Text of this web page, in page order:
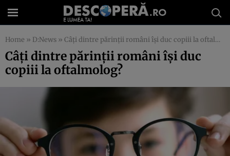
Home » D:News » Câți dintre părinții români își duc copiii la oftalmolog?
Câți dintre părinții români își duc
copiii la oftalmolog?